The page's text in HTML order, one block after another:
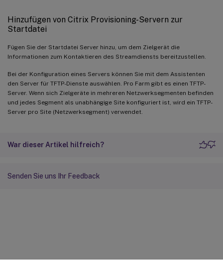
Hinzufügen von Citrix Provisioning-Servern zur
Startdatei
Fügen Sie der Startdatei Server hinzu, um dem Zielgerät die
Informationen zum Kontaktieren des Streamdiensts bereitzustellen.
Bei der Konfiguration eines Servers können Sie mit dem Assistenten
den Server für TFTP-Dienste auswählen. Pro Farm gibt es einen TFTP-
Server. Wenn sich Zielgeräte in mehreren Netzwerksegmenten befinden
und jedes Segment als unabhängige Site konfiguriert ist, wird ein TFTP-
Server pro Site (Netzwerksegment) verwendet.
War dieser Artikel hilfreich?
Senden Sie uns Ihr Feedback